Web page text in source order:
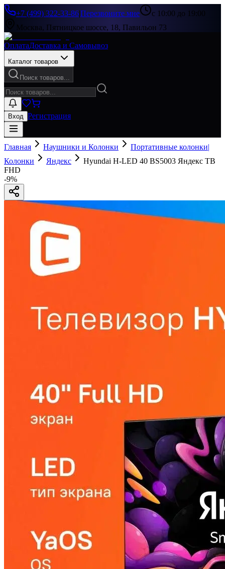
+7 (499) 322-33-86|Перезвоните мне
с 10:00 до 19:00
Москва, Пятницкое шоссе, 18, Павильон 73
ОплатаДоставка и Самовывоз
Каталог товаров
Поиск товаров...
Вход Регистрация
Главная Наушники и Колонки
Портативные колонки|
Колонки
Яндекс
Hyundai H-LED 40 BS5003 Яндекс ТВ
FHD
-9%